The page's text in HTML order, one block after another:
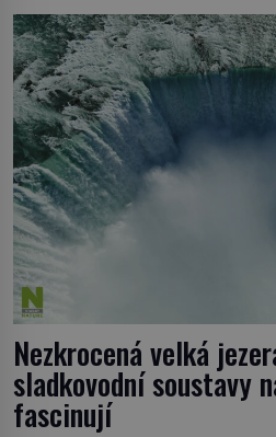
Albánie či úchvatná atmosféra
která nám mají co nabídnout a
historička Bettany Hughes, se
pozoruhodné úkazy, o kterých
neslyšeli. Hora, […]
Nezkrocená velká
sladkovodní soustavy
fascinují